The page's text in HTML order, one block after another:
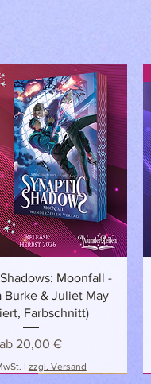
Moonfall -
Burke & Juliet May
Farbschnitt)
ab 20,00 €
Preis
| zzgl. Versand